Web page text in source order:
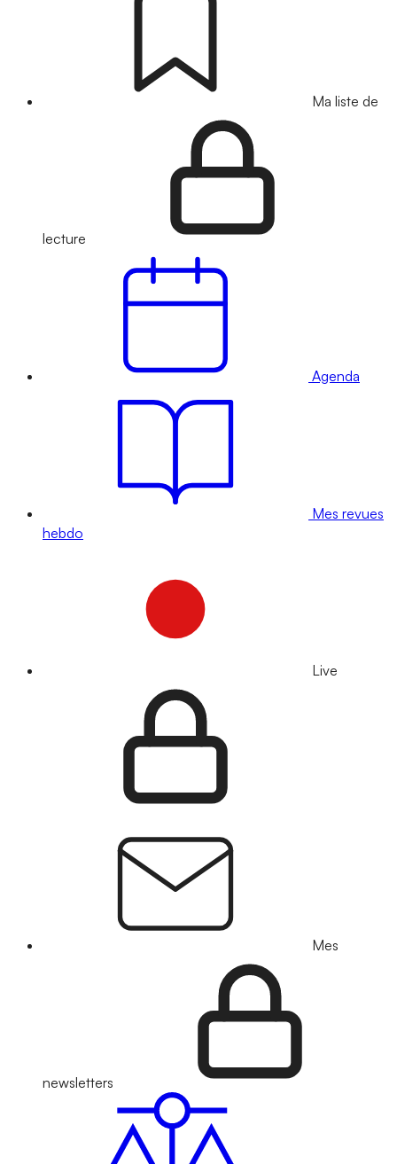
Ma liste de
lecture
Agenda
Mes revues
hebdo
Live
Mes
newsletters